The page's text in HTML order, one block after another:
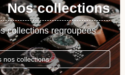
Nos collections
collections regroupées
nos collections